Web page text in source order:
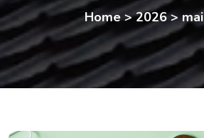
Home>2026>mai